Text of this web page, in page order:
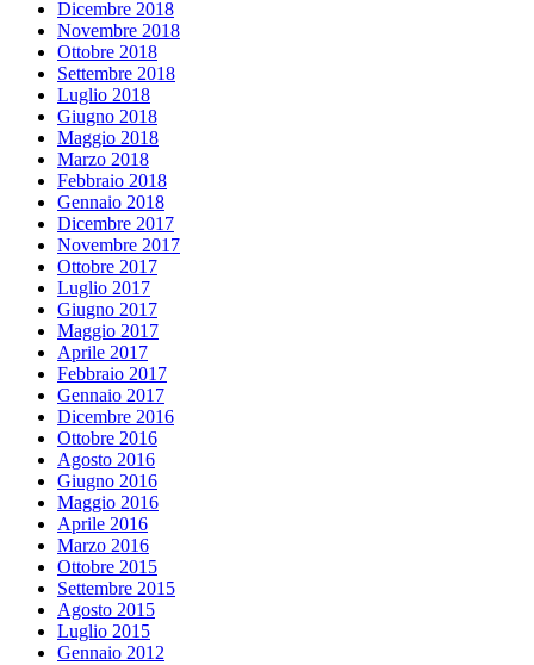
Dicembre 2018
Novembre 2018
Ottobre 2018
Settembre 2018
Luglio 2018
Giugno 2018
Maggio 2018
Marzo 2018
Febbraio 2018
Gennaio 2018
Dicembre 2017
Novembre 2017
Ottobre 2017
Luglio 2017
Giugno 2017
Maggio 2017
Aprile 2017
Febbraio 2017
Gennaio 2017
Dicembre 2016
Ottobre 2016
Agosto 2016
Giugno 2016
Maggio 2016
Aprile 2016
Marzo 2016
Ottobre 2015
Settembre 2015
Agosto 2015
Luglio 2015
Gennaio 2012